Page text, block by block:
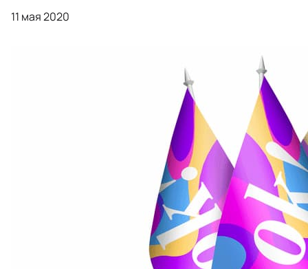
11 мая 2020